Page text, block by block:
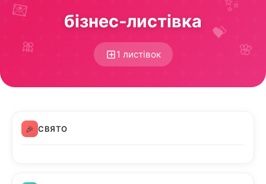
💌
🎀
💝
🌸
бізнес‑листівка
1 листівок
🎉 СВЯТО